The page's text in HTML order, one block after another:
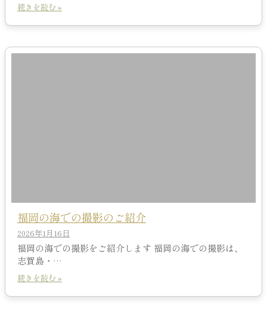
続きを読む »
福岡の海での撮影のご紹介
2026年1月16日
福岡の海での撮影をご紹介します 福岡の海での撮影は、
志賀島・…
続きを読む »